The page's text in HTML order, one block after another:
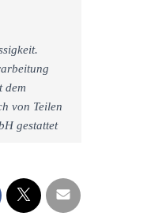
dem
von Teilen
gestattet